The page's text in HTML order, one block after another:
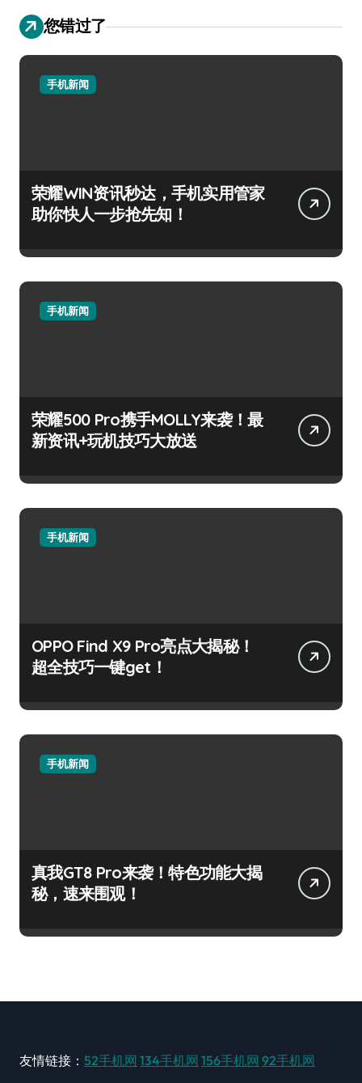
您错过了
手机新闻
荣耀WIN资讯秒达，手机实用管家
助你快人一步抢先知！
手机新闻
荣耀500 Pro携手MOLLY来袭！最
新资讯+玩机技巧大放送
手机新闻
OPPO Find X9 Pro亮点大揭秘！
超全技巧一键get！
手机新闻
真我GT8 Pro来袭！特色功能大揭
秘，速来围观！
友情链接： 52手机网 134手机网 156手机网 92手机网